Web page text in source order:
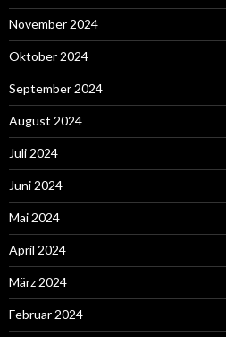
November 2024
Oktober 2024
September 2024
August 2024
Juli 2024
Juni 2024
Mai 2024
April 2024
März 2024
Februar 2024